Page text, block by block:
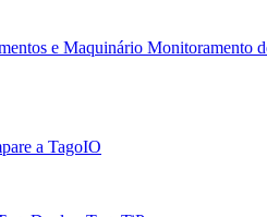
e Maquinário Monitoramento
a TagoIO